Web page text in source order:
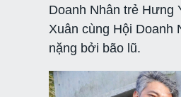
Doanh Nhân trẻ Hưng
Xuân cùng Hội Doanh
nặng bởi bão lũ.